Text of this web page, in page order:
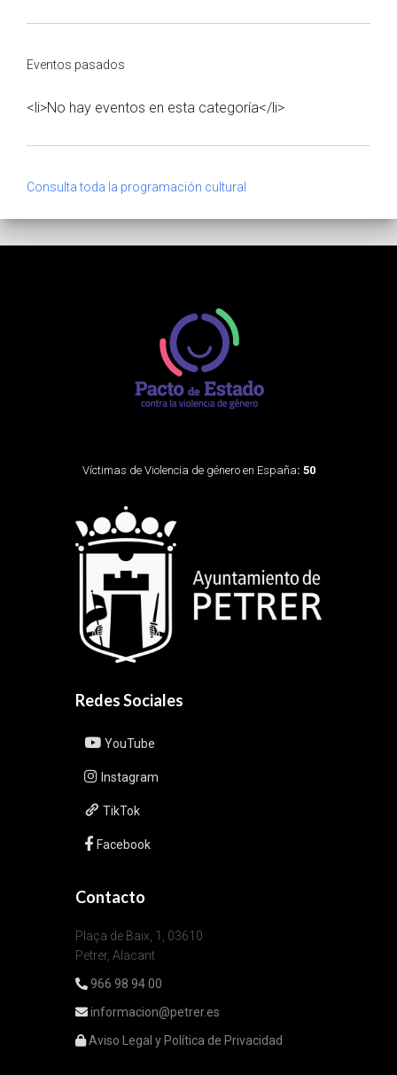
Eventos pasados
<li>No hay eventos en esta categoría</li>
Consulta toda la programación cultural
Víctimas de Violencia de género en España: 50
Redes Sociales
YouTube
Instagram
TikTok
Facebook
Contacto
Plaça de Baix, 1, 03610
Petrer, Alacant
966 98 94 00
informacion@petrer.es
Aviso Legal y Política de Privacidad